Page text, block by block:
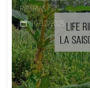
RIPARIAS
10/12/2025